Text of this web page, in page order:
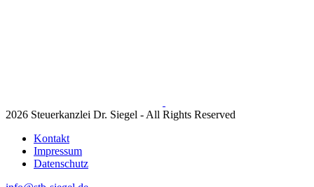
2026 Steuerkanzlei Dr. Siegel - All Rights Reserved
Kontakt
Impressum
Datenschutz